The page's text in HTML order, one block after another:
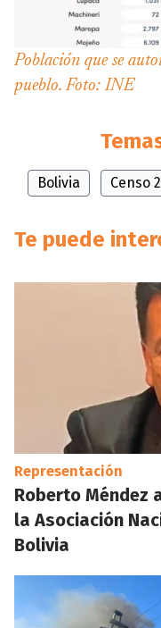
Población que se
pueblo. Foto: INE
Bolivia Censo
Te puede
Representación
Roberto Méndez
la Asociación
Bolivia